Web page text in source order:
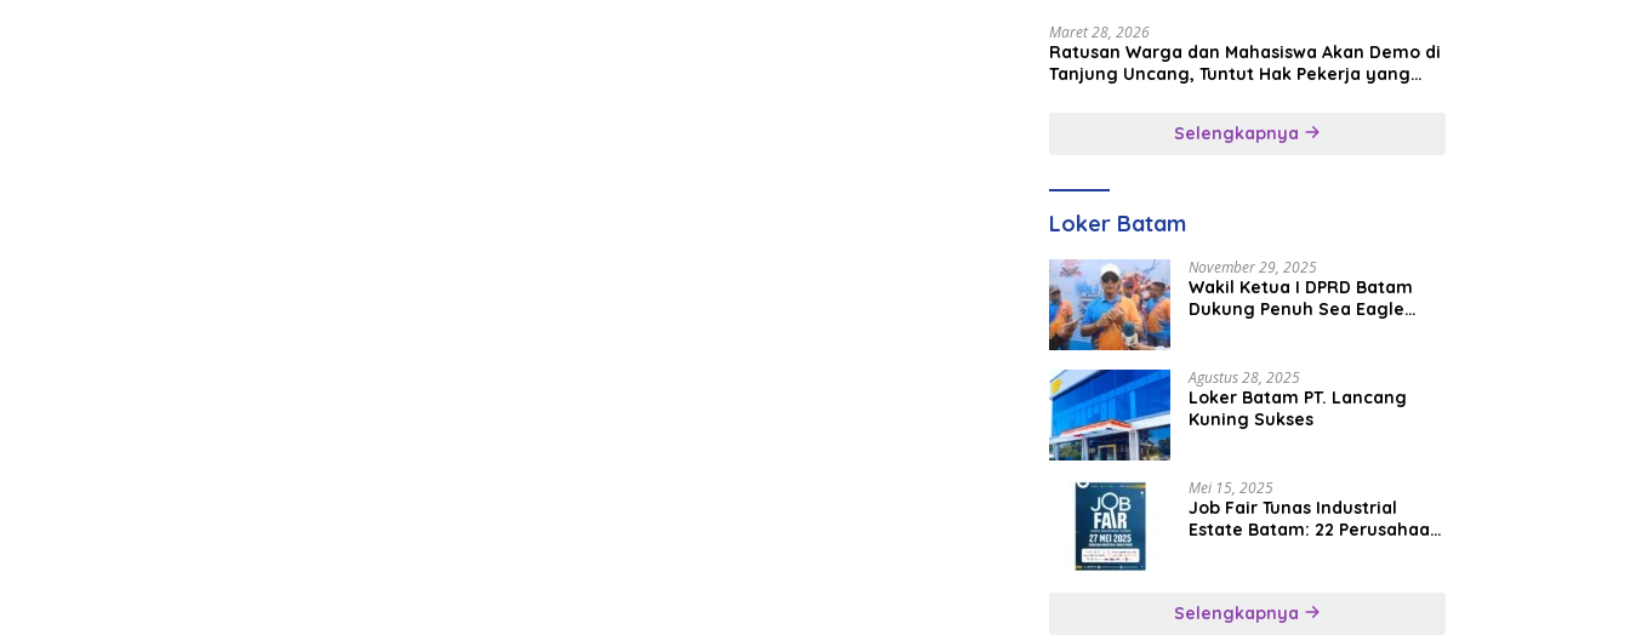
Maret 28, 2026
Ratusan Warga dan Mahasiswa Akan Demo di
Tanjung Uncang, Tuntut Hak Pekerja yang
Selengkapnya
Loker Batam
November 29, 2025
Wakil Ketua I DPRD Batam
Dukung Penuh Sea Eagle
Agustus 28, 2025
Loker Batam PT. Lancang
Kuning Sukses
Mei 15, 2025
Job Fair Tunas Industrial
Estate Batam: 22 Perusahaan
Selengkapnya